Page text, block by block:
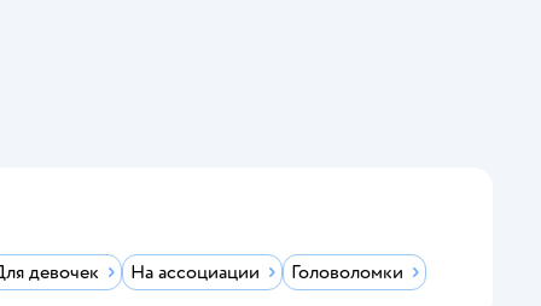
девочек На ассоциации Головоломки